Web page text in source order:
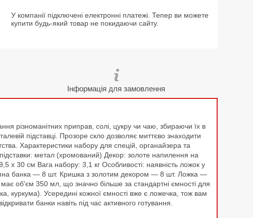
У компанії підключені електронні платежі. Тепер ви можете
купити будь-який товар не покидаючи сайту.
Інформація для замовлення
різноманітних приправ, солі, цукру чи чаю, збираючи їх в
підставці. Прозоре скло дозволяє миттєво знаходити
Характеристики набору для спецій, органайзера та
метал (хромований) Декор: золоте напилення на
х 30 см Вага набору: 3,1 кг Особливості: наявність ложок у
банка — 8 шт. Кришка з золотим декором — 8 шт. Ложка —
об'єм 350 мл, що значно більше за стандартні ємності для
куркума). Усередині кожної ємності вже є ложечка, тож вам
банки навіть під час активного готування.